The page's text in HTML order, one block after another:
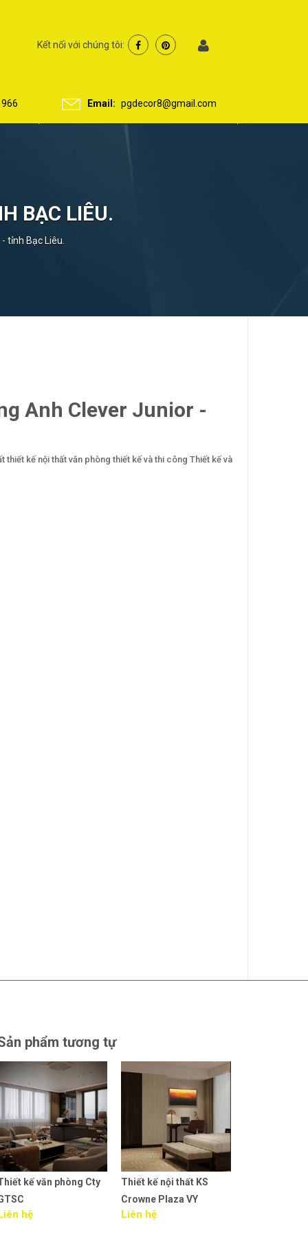
Kết nối với chúng tôi:
Email: pgdecor8@gmail.com
BẠC LIÊU.
tỉnh Bạc Liêu.
Anh Clever Junior -
thiết kế nội thất văn phòng thiết kế và thi công Thiết kế và
phẩm tương tự
kế nội thất KS
Plaza VY
hệ
Thi công nội thất văn
phòng MEDA HN
Liên hệ